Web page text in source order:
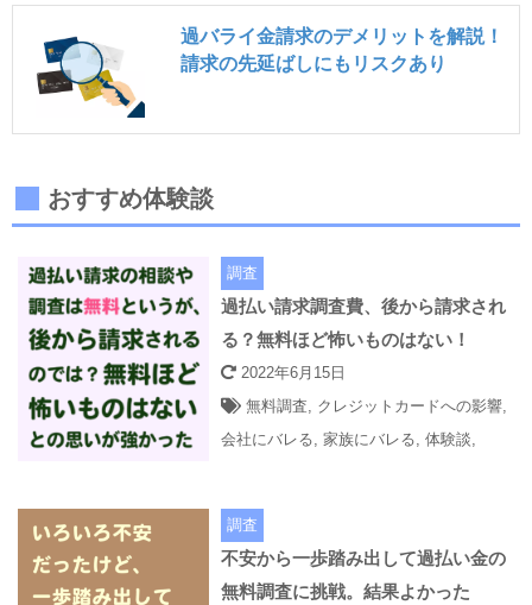
過バライ金請求のデメリットを解説！
請求の先延ばしにもリスクあり
おすすめ体験談
調査
過払い請求調査費、後から請求され
る？無料ほど怖いものはない！
2022年6月15日
無料調査
クレジットカードへの影響
会社にバレる ,家族にバレる ,体験談
調査
不安から一歩踏み出して過払い金の
無料調査に挑戦。結果よかった